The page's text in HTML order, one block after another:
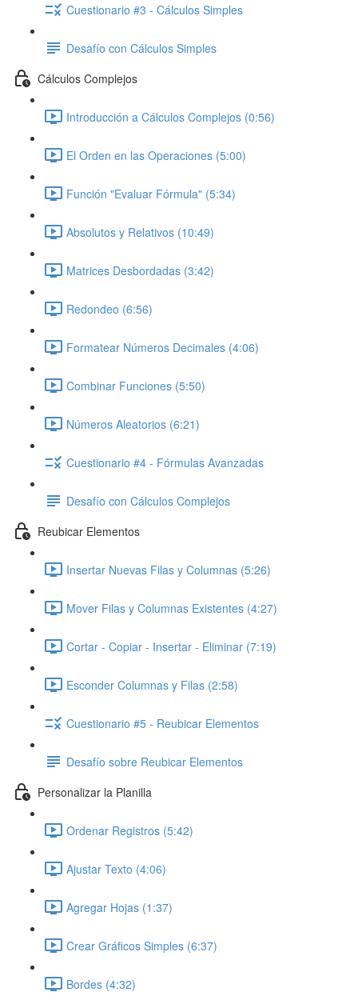
Cuestionario #3 - Cálculos Simples
Desafío con Cálculos Simples
Cálculos Complejos
Introducción a Cálculos Complejos (0:56)
El Orden en las Operaciones (5:00)
Función "Evaluar Fórmula" (5:34)
Absolutos y Relativos (10:49)
Matrices Desbordadas (3:42)
Redondeo (6:56)
Formatear Números Decimales (4:06)
Combinar Funciones (5:50)
Números Aleatorios (6:21)
Cuestionario #4 - Fórmulas Avanzadas
Desafío con Cálculos Complejos
Reubicar Elementos
Insertar Nuevas Filas y Columnas (5:26)
Mover Filas y Columnas Existentes (4:27)
Cortar - Copiar - Insertar - Eliminar (7:19)
Esconder Columnas y Filas (2:58)
Cuestionario #5 - Reubicar Elementos
Desafío sobre Reubicar Elementos
Personalizar la Planilla
Ordenar Registros (5:42)
Ajustar Texto (4:06)
Agregar Hojas (1:37)
Crear Gráficos Simples (6:37)
Bordes (4:32)